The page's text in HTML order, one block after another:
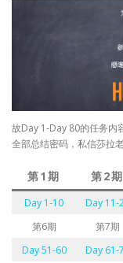
故Day 1-Day 80的任务内
全部总结密码，私信莎拉老
第1期 第2期
Day 1-10 Day 11-
第6期
第7期
Day 51-60
Day 61-